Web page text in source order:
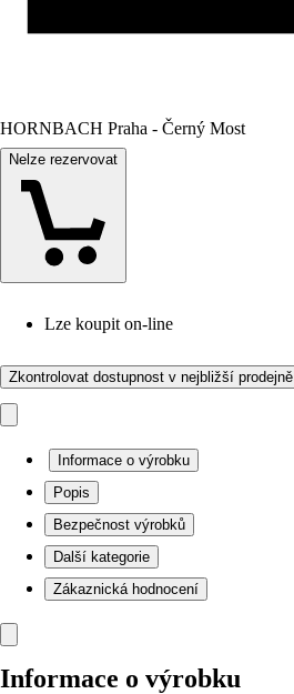
HORNBACH Praha - Černý Most
Nelze rezervovat
Lze koupit on-line
Zkontrolovat dostupnost v nejbližší prodejně
Informace o výrobku
Popis
Bezpečnost výrobků
Další kategorie
Zákaznická hodnocení
Informace o výrobku